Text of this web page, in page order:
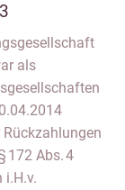
als
172 Abs. 4
i.H.v.